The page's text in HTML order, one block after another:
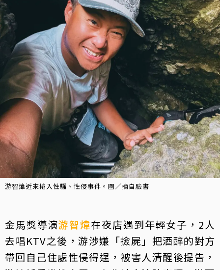
游智煒近來捲入性騷、性侵事件。圖／摘自臉書
金馬獎導演游智煒在夜店遇到年輕女子，2人
去唱KTV之後，游涉嫌「撿屍」把酒醉的對方
帶回自己住處性侵得逞，被害人清醒後提告，